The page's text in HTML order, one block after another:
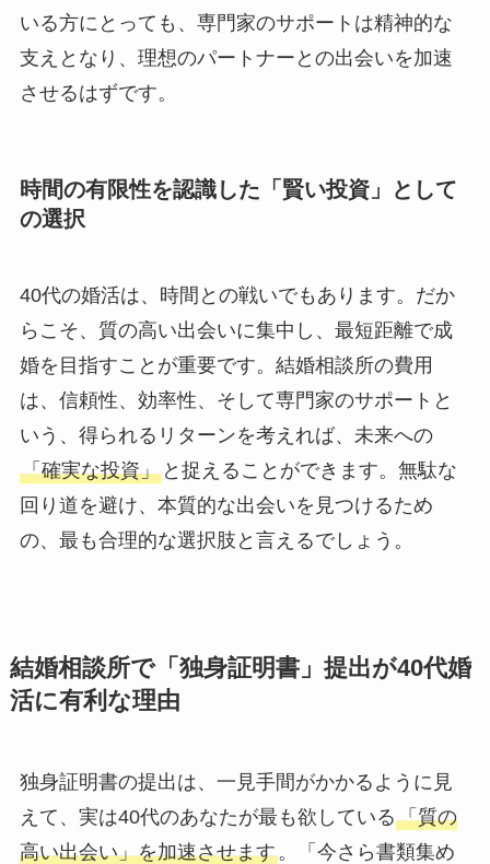
いる方にとっても、専門家のサポートは精神的な
支えとなり、理想のパートナーとの出会いを加速
させるはずです。
時間の有限性を認識した「賢い投資」として
の選択
40代の婚活は、時間との戦いでもあります。だか
らこそ、質の高い出会いに集中し、最短距離で成
婚を目指すことが重要です。結婚相談所の費用
は、信頼性、効率性、そして専門家のサポートと
いう、得られるリターンを考えれば、未来への
「確実な投資」と捉えることができます。無駄な
回り道を避け、本質的な出会いを見つけるため
の、最も合理的な選択肢と言えるでしょう。
結婚相談所で「独身証明書」提出が40代婚
活に有利な理由
独身証明書の提出は、一見手間がかかるように見
えて、実は40代のあなたが最も欲している「質の
高い出会い」を加速させます。「今さら書類集め